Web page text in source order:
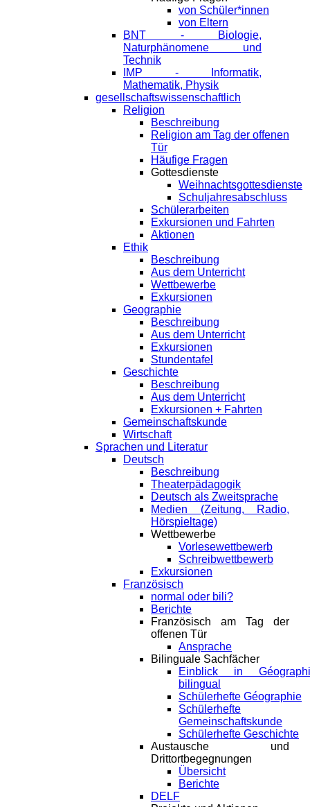
von Schüler*innen
von Eltern
BNT - Biologie,
Naturphänomene und
Technik
IMP - Informatik,
Mathematik, Physik
gesellschaftswissenschaftlich
Religion
Beschreibung
Religion am Tag der offenen
Tür
Häufige Fragen
Gottesdienste
Weihnachtsgottesdienste
Schuljahresabschluss
Schülerarbeiten
Exkursionen und Fahrten
Aktionen
Ethik
Beschreibung
Aus dem Unterricht
Wettbewerbe
Exkursionen
Geographie
Beschreibung
Aus dem Unterricht
Exkursionen
Stundentafel
Geschichte
Beschreibung
Aus dem Unterricht
Exkursionen + Fahrten
Gemeinschaftskunde
Wirtschaft
Sprachen und Literatur
Deutsch
Beschreibung
Theaterpädagogik
Deutsch als Zweitsprache
Medien (Zeitung, Radio,
Hörspieltage)
Wettbewerbe
Vorlesewettbewerb
Schreibwettbewerb
Exkursionen
Französisch
normal oder bili?
Berichte
Französisch am Tag der
offenen Tür
Ansprache
Bilinguale Sachfächer
Einblick in
bilingual
Schülerhefte Géographie
Schülerhefte
Gemeinschaftskunde
Schülerhefte Geschichte
Austausche und
Drittortbegegnungen
Übersicht
Berichte
DELF